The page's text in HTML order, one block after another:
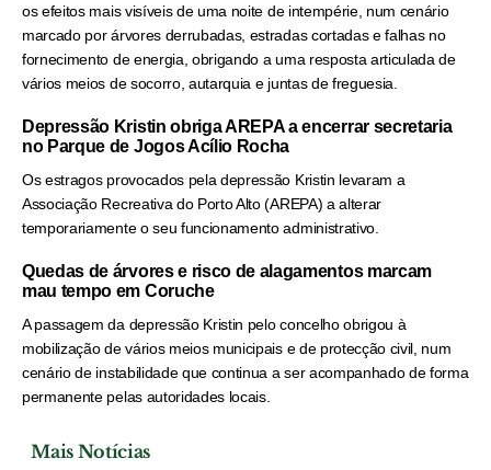
os efeitos mais visíveis de uma noite de intempérie, num cenário
marcado por árvores derrubadas, estradas cortadas e falhas no
fornecimento de energia, obrigando a uma resposta articulada de
vários meios de socorro, autarquia e juntas de freguesia.
Depressão Kristin obriga AREPA a encerrar secretaria
no Parque de Jogos Acílio Rocha
Os estragos provocados pela depressão Kristin levaram a
Associação Recreativa do Porto Alto (AREPA) a alterar
temporariamente o seu funcionamento administrativo.
Quedas de árvores e risco de alagamentos marcam
mau tempo em Coruche
A passagem da depressão Kristin pelo concelho obrigou à
mobilização de vários meios municipais e de protecção civil, num
cenário de instabilidade que continua a ser acompanhado de forma
permanente pelas autoridades locais.
Mais Notícias